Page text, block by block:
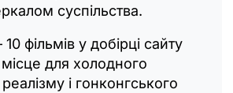
суспільства.
фільмів у добірці сайту
для холодного
і гонконгського